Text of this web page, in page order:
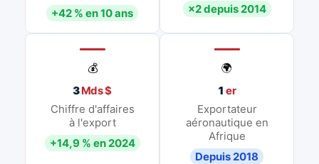
+42 % en 10 ans
×2 depuis 2014
💰
3Mds $
Chiffre d'affaires
à l'export
+14,9 % en 2024
🌍
1 er
Exportateur
aéronautique en
Afrique
Depuis 2018